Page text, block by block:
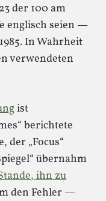
der 100 am
englisch seien —
In Wahrheit
verwendeten
ist
berichtete
der „Focus“
übernahm
ihn zu
den Fehler —